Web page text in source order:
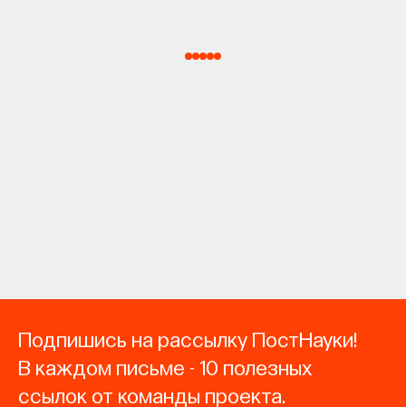
Подпишись на рассылку ПостНауки!
В каждом письме - 10 полезных
ссылок от команды проекта.